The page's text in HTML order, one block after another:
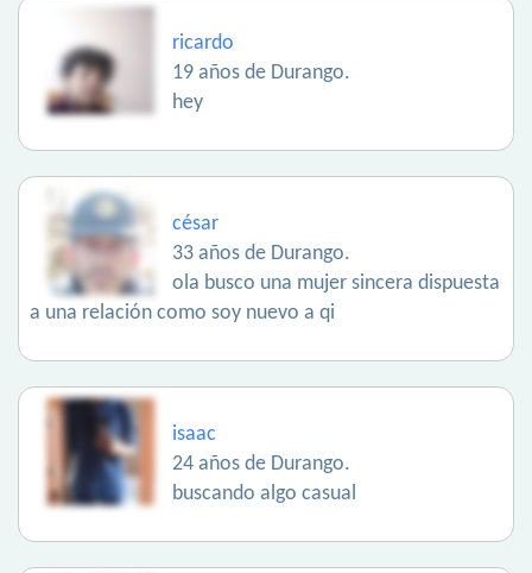
ricardo
19 años de Durango.
hey
césar
33 años de Durango.
ola busco una mujer sincera dispuesta
a una relación como soy nuevo a qi
isaac
24 años de Durango.
buscando algo casual